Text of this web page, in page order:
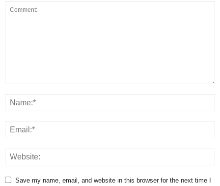
Save my name, email, and website in this browser for the next time I